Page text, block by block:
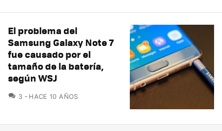
El problema del
Samsung Galaxy Note 7
fue causado por el
tamaño de la batería,
según WSJ
3 COMENTARIOS
HACE 10 AÑOS